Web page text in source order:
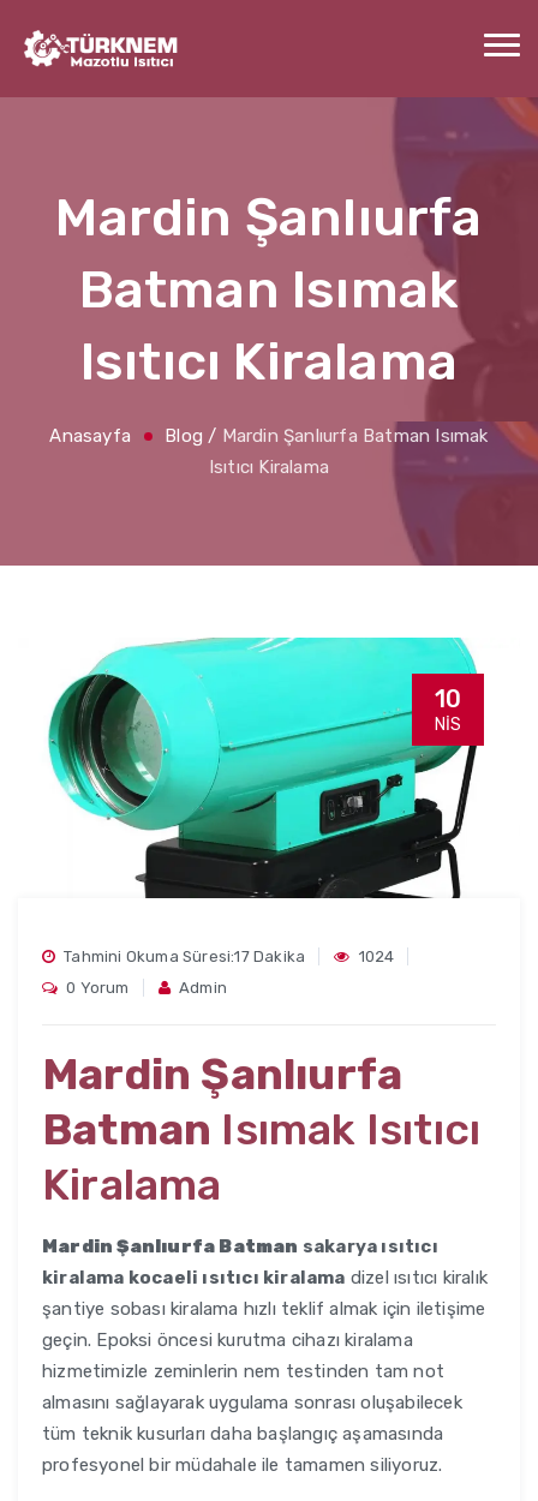
Mardin Şanlıurfa
Batman Isımak
Isıtıcı Kiralama
Anasayfa Blog / Mardin Şanlıurfa Batman Isımak
Isıtıcı Kiralama
10
NIS
Tahmini Okuma Süresi:17 Dakika
1024
0 Yorum
Admin
Mardin Şanlıurfa
Batman Isımak Isıtıcı
Kiralama
Mardin Şanlıurfa Batman sakarya ısıtıcı
kiralama kocaeli ısıtıcı kiralama dizel ısıtıcı kiralık
şantiye sobası kiralama hızlı teklif almak için iletişime
geçin. Epoksi öncesi kurutma cihazı kiralama
hizmetimizle zeminlerin nem testinden tam not
almasını sağlayarak uygulama sonrası oluşabilecek
tüm teknik kusurları daha başlangıç aşamasında
profesyonel bir müdahale ile tamamen siliyoruz.